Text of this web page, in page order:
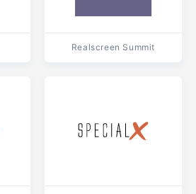
Realscreen Summit